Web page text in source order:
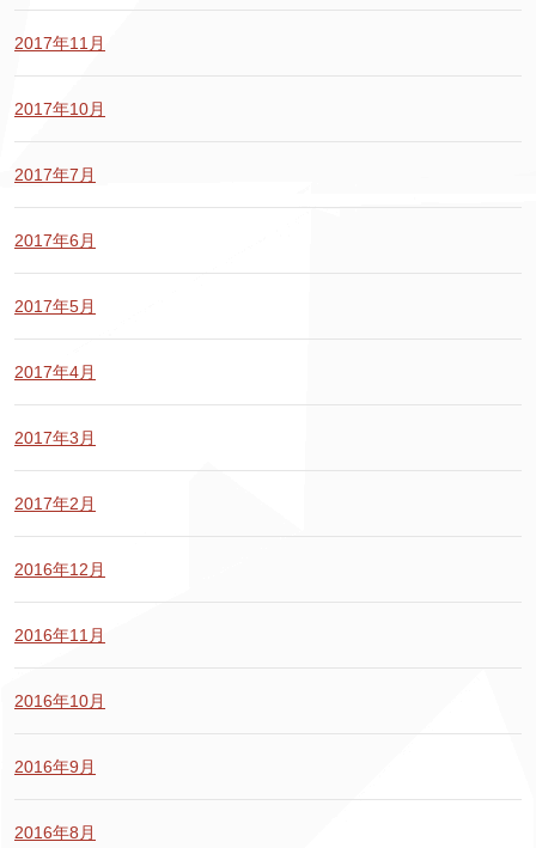
2017年11月
2017年10月
2017年7月
2017年6月
2017年5月
2017年4月
2017年3月
2017年2月
2016年12月
2016年11月
2016年10月
2016年9月
2016年8月